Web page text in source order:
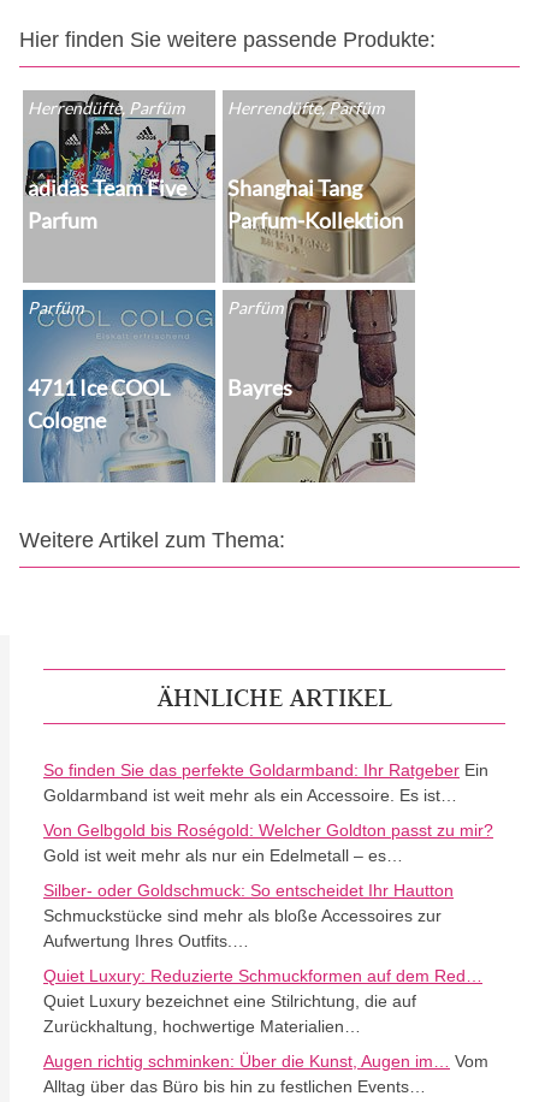
Hier finden Sie weitere passende Produkte:
Herrendüfte, Parfüm
adidas Team Five
Parfum
Herrendüfte, Parfüm
Shanghai Tang
Parfum-Kollektion
Parfüm
4711 Ice COOL
Cologne
Parfüm
Bayres
Weitere Artikel zum Thema:
ÄHNLICHE ARTIKEL
So finden Sie das perfekte Goldarmband: Ihr Ratgeber Ein
Goldarmband ist weit mehr als ein Accessoire. Es ist…
Von Gelbgold bis Roségold: Welcher Goldton passt zu mir?
Gold ist weit mehr als nur ein Edelmetall – es…
Silber- oder Goldschmuck: So entscheidet Ihr Hautton
Schmuckstücke sind mehr als bloße Accessoires zur
Aufwertung Ihres Outfits.…
Quiet Luxury: Reduzierte Schmuckformen auf dem Red…
Quiet Luxury bezeichnet eine Stilrichtung, die auf
Zurückhaltung, hochwertige Materialien…
Augen richtig schminken: Über die Kunst, Augen im…
Vom
Alltag über das Büro bis hin zu festlichen Events…